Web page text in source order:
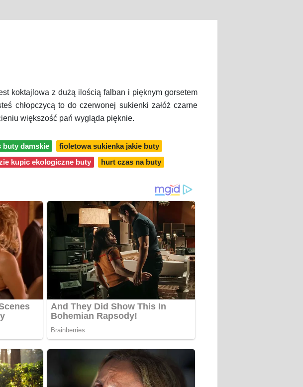
koktajlowa z dużą ilością falban i pięknym gorsetem
chłopczycą to do czerwonej sukienki załóż czarne
większość pań wygląda pięknie.
buty damskie
fioletowa sukienka jakie buty
kupic ekologiczne buty hurt czas na buty